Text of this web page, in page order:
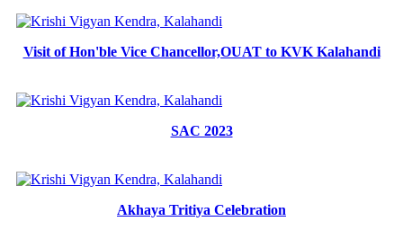
Visit of Hon'ble Vice Chancellor,OUAT to KVK Kalahandi
SAC 2023
Akhaya Tritiya Celebration